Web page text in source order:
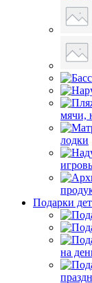
мячи,
лодки
Подарки
на